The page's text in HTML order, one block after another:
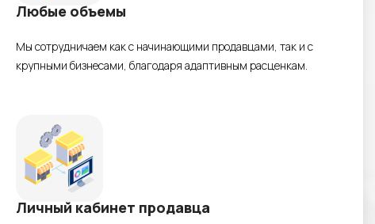
Любые объемы
Мы сотрудничаем как с начинающими продавцами, так и с
крупными бизнесами, благодаря адаптивным расценкам.
Личный кабинет продавца